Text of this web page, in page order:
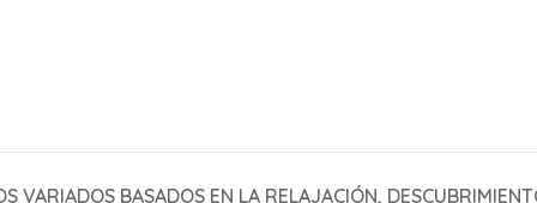
VARIADOS BASADOS EN LA RELAJACIÓN,